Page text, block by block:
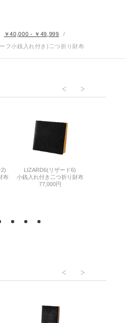
￥40,000 - ￥49,999
/
フ小銭入れ付き)二つ折り財布
布
LIZARD6(リザード6)
小銭入れ付き二つ折り財布
77,000円